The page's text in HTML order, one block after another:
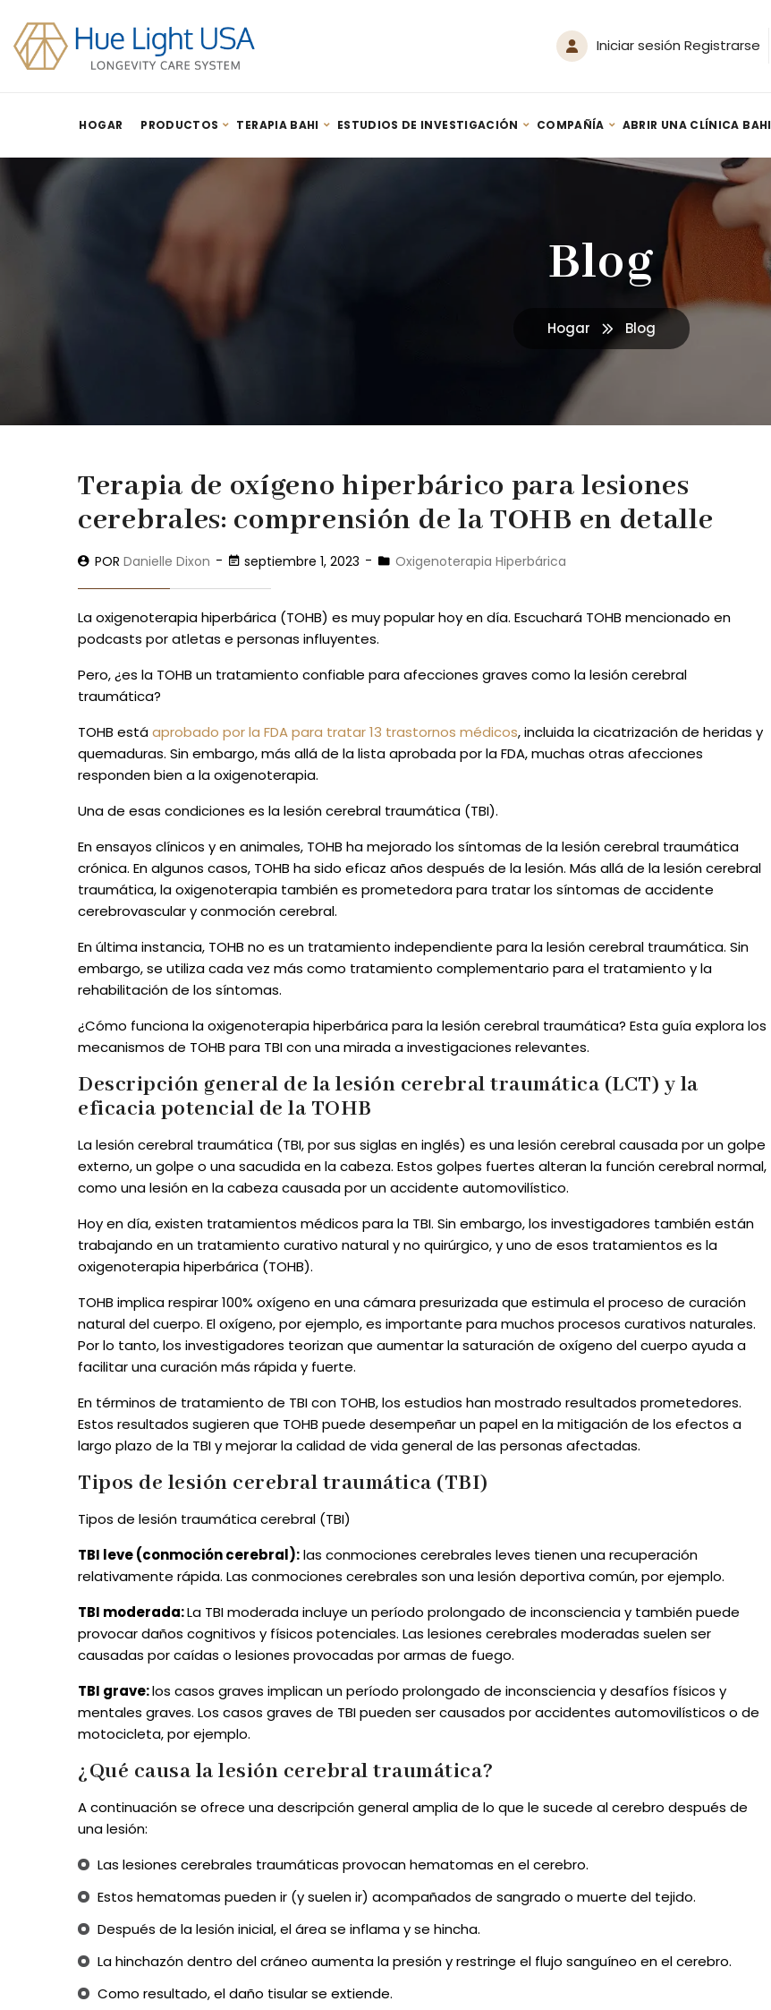
Iniciar sesión Registrarse
HOGAR PRODUCTOS TERAPIA BAHI ESTUDIOS DE INVESTIGACIÓN COMPAÑÍA ABRIR UNA CLÍNICA BAHI
Blog
Hogar Blog
Terapia de oxígeno hiperbárico para lesiones
cerebrales: comprensión de la TOHB en detalle
POR Danielle Dixon septiembre 1, 2023 Oxigenoterapia Hiperbárica
La oxigenoterapia hiperbárica (TOHB) es muy popular hoy en día. Escuchará TOHB mencionado en
podcasts por atletas e personas influyentes.
Pero, ¿es la TOHB un tratamiento confiable para afecciones graves como la lesión cerebral
traumática?
TOHB estáaprobado por la FDA para tratar 13 trastornos médicos, incluida la cicatrización de heridas y
quemaduras. Sin embargo, más allá de la lista aprobada por la FDA, muchas otras afecciones
responden bien a la oxigenoterapia.
Una de esas condiciones es la lesión cerebral traumática (TBI).
En ensayos clínicos y en animales, TOHB ha mejorado los síntomas de la lesión cerebral traumática
crónica. En algunos casos, TOHB ha sido eficaz años después de la lesión. Más allá de la lesión cerebral
traumática, la oxigenoterapia también es prometedora para tratar los síntomas de accidente
cerebrovascular y conmoción cerebral.
En última instancia, TOHB no es un tratamiento independiente para la lesión cerebral traumática. Sin
embargo, se utiliza cada vez más como tratamiento complementario para el tratamiento y la
rehabilitación de los síntomas.
¿Cómo funciona la oxigenoterapia hiperbárica para la lesión cerebral traumática? Esta guía explora los
mecanismos de TOHB para TBI con una mirada a investigaciones relevantes.
Descripción general de la lesión cerebral traumática (LCT) y la
eficacia potencial de la TOHB
La lesión cerebral traumática (TBI, por sus siglas en inglés) es una lesión cerebral causada por un golpe
externo, un golpe o una sacudida en la cabeza. Estos golpes fuertes alteran la función cerebral normal,
como una lesión en la cabeza causada por un accidente automovilístico.
Hoy en día, existen tratamientos médicos para la TBI. Sin embargo, los investigadores también están
trabajando en un tratamiento curativo natural y no quirúrgico, y uno de esos tratamientos es la
oxigenoterapia hiperbárica (TOHB).
TOHB implica respirar 100% oxígeno en una cámara presurizada que estimula el proceso de curación
natural del cuerpo. El oxígeno, por ejemplo, es importante para muchos procesos curativos naturales.
Por lo tanto, los investigadores teorizan que aumentar la saturación de oxígeno del cuerpo ayuda a
facilitar una curación más rápida y fuerte.
En términos de tratamiento de TBI con TOHB, los estudios han mostrado resultados prometedores.
Estos resultados sugieren que TOHB puede desempeñar un papel en la mitigación de los efectos a
largo plazo de la TBI y mejorar la calidad de vida general de las personas afectadas.
Tipos de lesión cerebral traumática (TBI)
Tipos de lesión traumática cerebral (TBI)
TBI leve (conmoción cerebral):las conmociones cerebrales leves tienen una recuperación
relativamente rápida. Las conmociones cerebrales son una lesión deportiva común, por ejemplo.
TBI moderada:La TBI moderada incluye un período prolongado de inconsciencia y también puede
provocar daños cognitivos y físicos potenciales. Las lesiones cerebrales moderadas suelen ser
causadas por caídas o lesiones provocadas por armas de fuego.
TBI grave:los casos graves implican un período prolongado de inconsciencia y desafíos físicos y
mentales graves. Los casos graves de TBI pueden ser causados por accidentes automovilísticos o de
motocicleta, por ejemplo.
¿Qué causa la lesión cerebral traumática?
A continuación se ofrece una descripción general amplia de lo que le sucede al cerebro después de
una lesión:
Las lesiones cerebrales traumáticas provocan hematomas en el cerebro.
Estos hematomas pueden ir (y suelen ir) acompañados de sangrado o muerte del tejido.
Después de la lesión inicial, el área se inflama y se hincha.
La hinchazón dentro del cráneo aumenta la presión y restringe el flujo sanguíneo en el cerebro.
Como resultado, el daño tisular se extiende.